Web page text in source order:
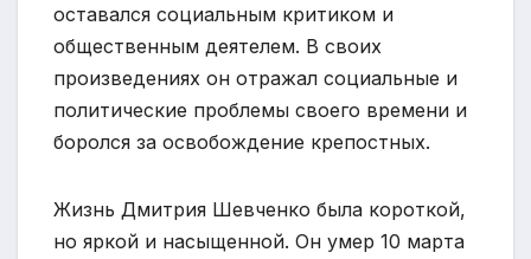
оставался социальным критиком и
общественным деятелем. В своих
произведениях он отражал социальные и
политические проблемы своего времени и
боролся за освобождение крепостных.
Жизнь Дмитрия Шевченко была короткой,
но яркой и насыщенной. Он умер 10 марта